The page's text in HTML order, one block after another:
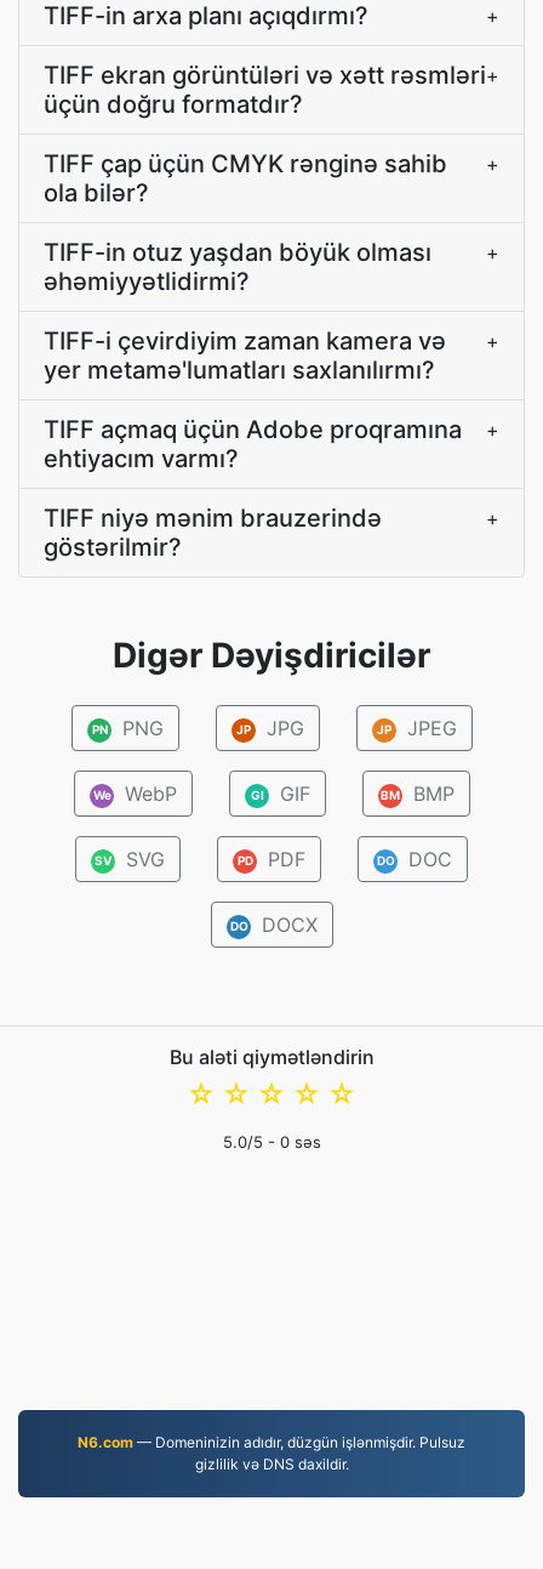
TIFF-in arxa planı açıqdırmı? +
TIFF ekran görüntüləri və xətt rəsmləri
üçün doğru formatdır?
+
TIFF çap üçün CMYK rənginə sahib
ola bilər?
+
TIFF-in otuz yaşdan böyük olması
əhəmiyyətlidirmi?
+
TIFF-i çevirdiyim zaman kamera və
yer metamə'lumatları saxlanılırmı?
+
TIFF açmaq üçün Adobe proqramına
ehtiyacım varmı?
+
TIFF niyə mənim brauzerində
göstərilmir?
+
Digər Dəyişdiricilər
PN PNG JP JPG JP JPEG
We WebP GI GIF BM BMP
SV SVG PD PDF DO DOC
DO DOCX
Bu aləti qiymətləndirin
☆
☆
☆
☆
☆
5.0/5 - 0səs
N6.com — Domeninizin adıdır, düzgün işlənmişdir. Pulsuz
gizlilik və DNS daxildir.